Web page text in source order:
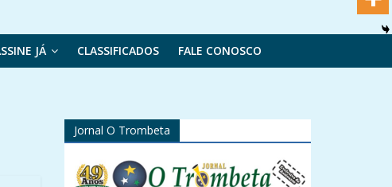
JÁ CLASSIFICADOS FALE CONOSCO
Jornal O Trombeta